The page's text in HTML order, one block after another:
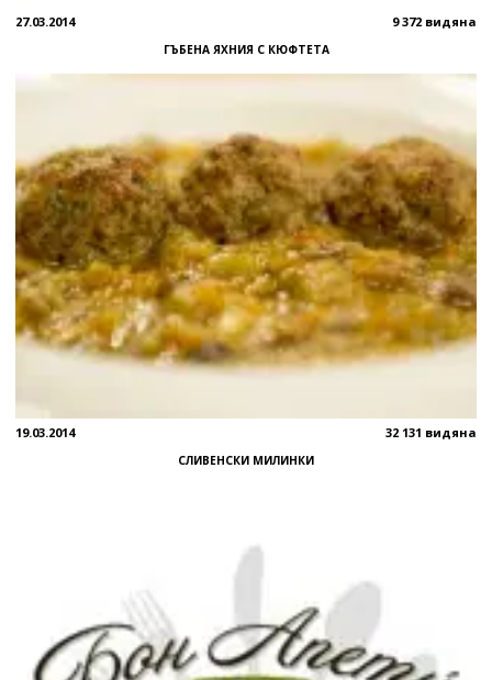
27.03.2014 9 372 видяна
ГЪБЕНА ЯХНИЯ С КЮФТЕТА
19.03.2014 32 131 видяна
СЛИВЕНСКИ МИЛИНКИ